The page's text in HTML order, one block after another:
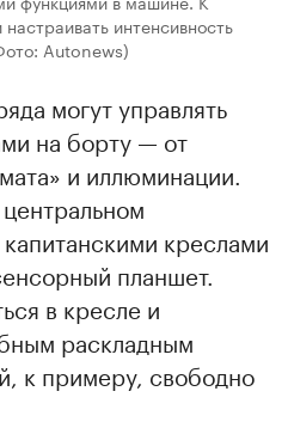
интенсивность
Autonews)
могут управлять
на борту — от
и иллюминации.
креслами
планшет.
в кресле и
раскладным
к примеру, свободно